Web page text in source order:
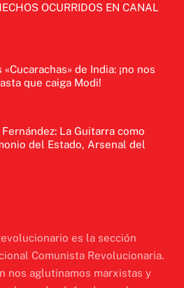
OCURRIDOS EN CANAL
de India: ¡no nos
que caiga Modi!
La Guitarra como
del Estado, Arsenal del
es la sección
Comunista Revolucionaria.
nos aglutinamos marxistas y